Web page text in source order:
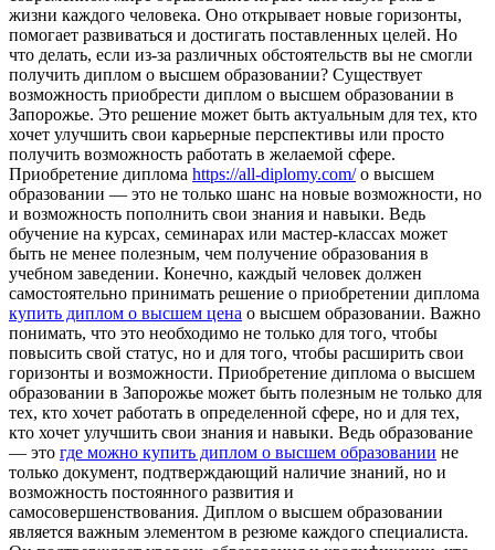
жизни каждого человека. Оно открывает новые горизонты,
помогает развиваться и достигать поставленных целей. Но
что делать, если из-за различных обстоятельств вы не смогли
получить диплом о высшем образовании? Существует
возможность приобрести диплом о высшем образовании в
Запорожье. Это решение может быть актуальным для тех, кто
хочет улучшить свои карьерные перспективы или просто
получить возможность работать в желаемой сфере.
Приобретение диплома https://all-diplomy.com/о высшем
образовании — это не только шанс на новые возможности, но
и возможность пополнить свои знания и навыки. Ведь
обучение на курсах, семинарах или мастер-классах может
быть не менее полезным, чем получение образования в
учебном заведении. Конечно, каждый человек должен
самостоятельно принимать решение о приобретении диплома
купить диплом о высшем цена о высшем образовании. Важно
понимать, что это необходимо не только для того, чтобы
повысить свой статус, но и для того, чтобы расширить свои
горизонты и возможности. Приобретение диплома о высшем
образовании в Запорожье может быть полезным не только для
тех, кто хочет работать в определенной сфере, но и для тех,
кто хочет улучшить свои знания и навыки. Ведь образование
— это где можно купить диплом о высшем образовании не
только документ, подтверждающий наличие знаний, но и
возможность постоянного развития и
самосовершенствования. Диплом о высшем образовании
является важным элементом в резюме каждого специалиста.